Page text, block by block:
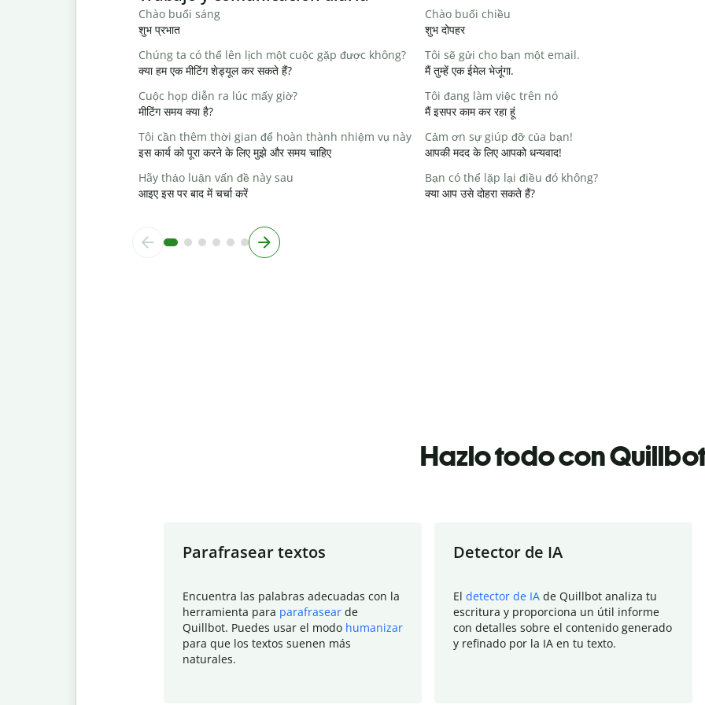
Chào buổi sáng
शुभ प्रभात
Chào buổi chiều
शुभ दोपहर
Chúng ta có thể lên lịch một cuộc gặp được không?
क्या हम एक मीटिंग शेड्यूल कर सकते हैं?
Tôi sẽ gửi cho bạn một email.
मैं तुम्हें एक ईमेल भेजूंगा.
Cuộc họp diễn ra lúc mấy giờ?
मीटिंग समय क्या है?
Tôi đang làm việc trên nó
मैं इसपर काम कर रहा हूं
Tôi cần thêm thời gian để hoàn thành nhiệm vụ này
इस कार्य को पूरा करने के लिए मुझे और समय चाहिए
Cảm ơn sự giúp đỡ của bạn!
आपकी मदद के लिए आपको धन्यवाद!
Hãy thảo luận vấn đề này sau
आइए इस पर बाद में चर्चा करें
Bạn có thể lặp lại điều đó không?
क्या आप उसे दोहरा सकते हैं?
Hazlo todo con
Parafrasear textos
Encuentra las palabras adecuadas con la
herramienta para parafrasear de
Quillbot. Puedes usar el modo humanizar
para que los textos suenen más
naturales.
Detector de IA
El detector de IA de Quillbot analiza tu
escritura y proporciona un útil informe
con detalles sobre el contenido generado
y refinado por la IA en tu texto.